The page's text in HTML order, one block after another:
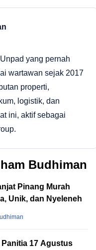
yang pernah
wartawan sejak 2017
properti,
logistik, dan
ini, aktif sebagai
Budhiman
Pinang Murah
Unik, dan Nyeleneh
17 Agustus